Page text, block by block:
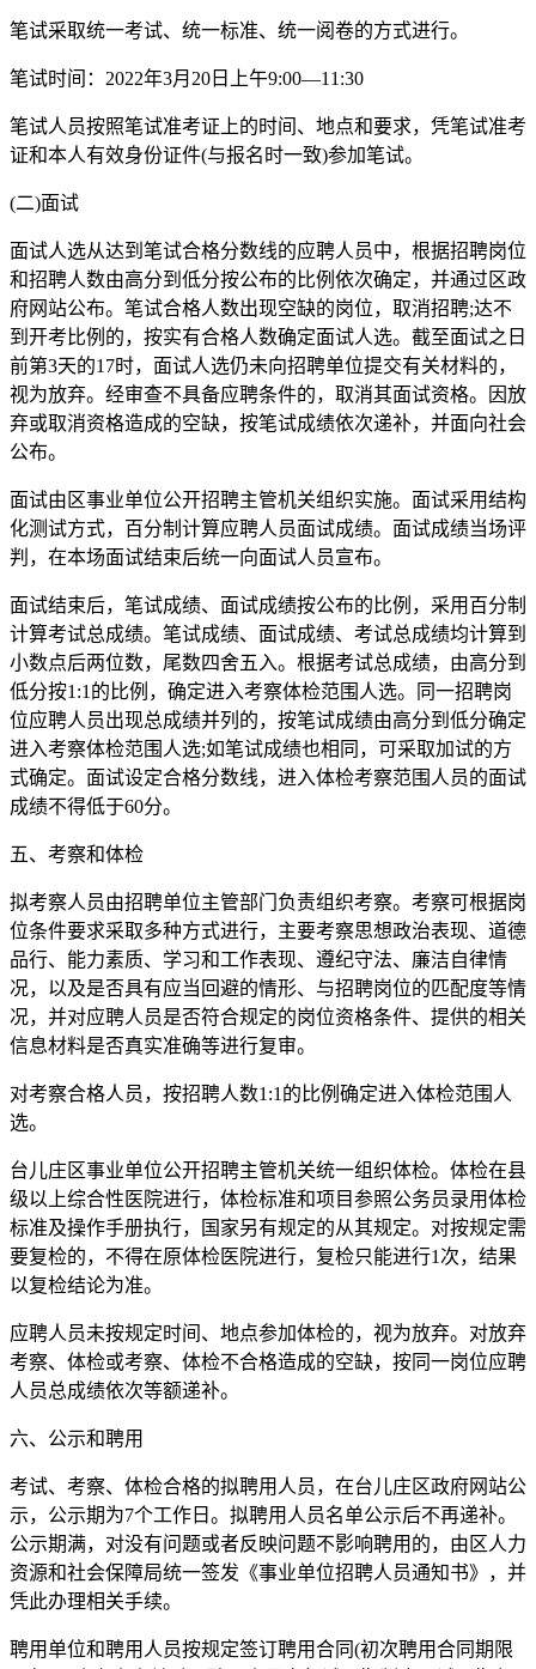
笔试采取统一考试、统一标准、统一阅卷的方式进行。
笔试时间：2022年3月20日上午9:00—11:30
笔试人员按照笔试准考证上的时间、地点和要求，凭笔试准考
证和本人有效身份证件(与报名时一致)参加笔试。
(二)面试
面试人选从达到笔试合格分数线的应聘人员中，根据招聘岗位
和招聘人数由高分到低分按公布的比例依次确定，并通过区政
府网站公布。笔试合格人数出现空缺的岗位，取消招聘;达不
到开考比例的，按实有合格人数确定面试人选。截至面试之日
前第3天的17时，面试人选仍未向招聘单位提交有关材料的，
视为放弃。经审查不具备应聘条件的，取消其面试资格。因放
弃或取消资格造成的空缺，按笔试成绩依次递补，并面向社会
公布。
面试由区事业单位公开招聘主管机关组织实施。面试采用结构
化测试方式，百分制计算应聘人员面试成绩。面试成绩当场评
判，在本场面试结束后统一向面试人员宣布。
面试结束后，笔试成绩、面试成绩按公布的比例，采用百分制
计算考试总成绩。笔试成绩、面试成绩、考试总成绩均计算到
小数点后两位数，尾数四舍五入。根据考试总成绩，由高分到
低分按1:1的比例，确定进入考察体检范围人选。同一招聘岗
位应聘人员出现总成绩并列的，按笔试成绩由高分到低分确定
进入考察体检范围人选;如笔试成绩也相同，可采取加试的方
式确定。面试设定合格分数线，进入体检考察范围人员的面试
成绩不得低于60分。
五、考察和体检
拟考察人员由招聘单位主管部门负责组织考察。考察可根据岗
位条件要求采取多种方式进行，主要考察思想政治表现、道德
品行、能力素质、学习和工作表现、遵纪守法、廉洁自律情
况，以及是否具有应当回避的情形、与招聘岗位的匹配度等情
况，并对应聘人员是否符合规定的岗位资格条件、提供的相关
信息材料是否真实准确等进行复审。
对考察合格人员，按招聘人数1:1的比例确定进入体检范围人
选。
台儿庄区事业单位公开招聘主管机关统一组织体检。体检在县
级以上综合性医院进行，体检标准和项目参照公务员录用体检
标准及操作手册执行，国家另有规定的从其规定。对按规定需
要复检的，不得在原体检医院进行，复检只能进行1次，结果
以复检结论为准。
应聘人员未按规定时间、地点参加体检的，视为放弃。对放弃
考察、体检或考察、体检不合格造成的空缺，按同一岗位应聘
人员总成绩依次等额递补。
六、公示和聘用
考试、考察、体检合格的拟聘用人员，在台儿庄区政府网站公
示，公示期为7个工作日。拟聘用人员名单公示后不再递补。
公示期满，对没有问题或者反映问题不影响聘用的，由区人力
资源和社会保障局统一签发《事业单位招聘人员通知书》，并
凭此办理相关手续。
聘用单位和聘用人员按规定签订聘用合同(初次聘用合同期限